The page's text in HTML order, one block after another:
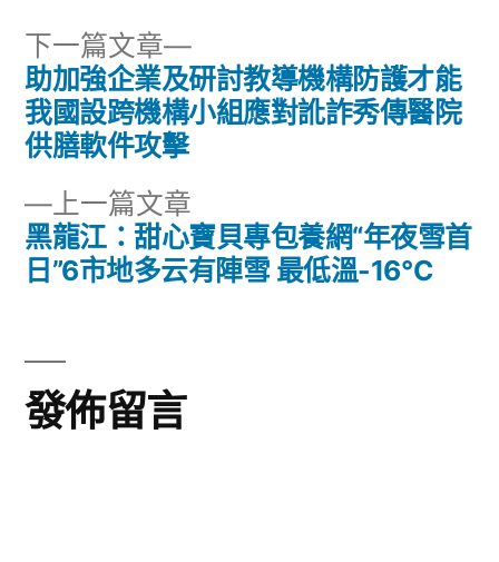
文
章
導
覽
上一篇文章
一
篇
黑龍江：甜心寶貝專包養網“年夜雪首
日”6市地多云有陣雪 最低溫-16℃
下一篇文章
下
一
篇
助加強企業及研討教導機構防護才能
我國設跨機構小組應對訛詐秀傳醫院
供膳軟件攻擊
發佈留言